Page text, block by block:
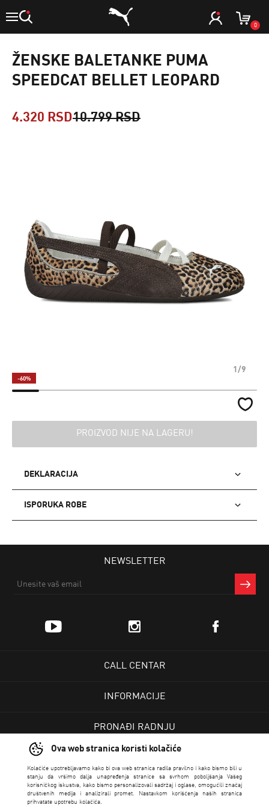
0
Ova web stranica koristi kolačiće
Kolačiće upotrebljavamo kako bi ova web stranica radila pravilno i kako bismo bili u
stanju da vršimo dalja unapređenja stranice sa svrhom poboljšanja Vašeg
korisničkog iskustva, kako bismo personalizovali sadržaj i oglase, omogućili značaj
društvenih medija i analizirali promet. Nastavkom korišćenja naših stranica
prihvatate upotrebu kolačića.
ŽENSKE BALETANKE PUMA
SPEEDCAT BELLET LEOPARD
4.320 RSD10.799 RSD
1/9
-60%
PROIZVOD NIJE NA LAGERU!
DEKLARACIJA
ISPORUKA ROBE
NEWSLETTER
CALL CENTAR
INFORMACIJE
PRONAĐI RADNJU
USLOVI PRODAJE